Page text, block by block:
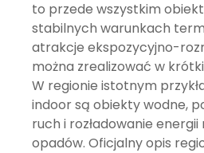
to przede wszystkim
stabilnych warunkach
atrakcje ekspozycyjno-
można zrealizować w
W regionie istotnym
indoor są obiekty wodne,
ruch i rozładowanie energii
opadów. Oficjalny opis